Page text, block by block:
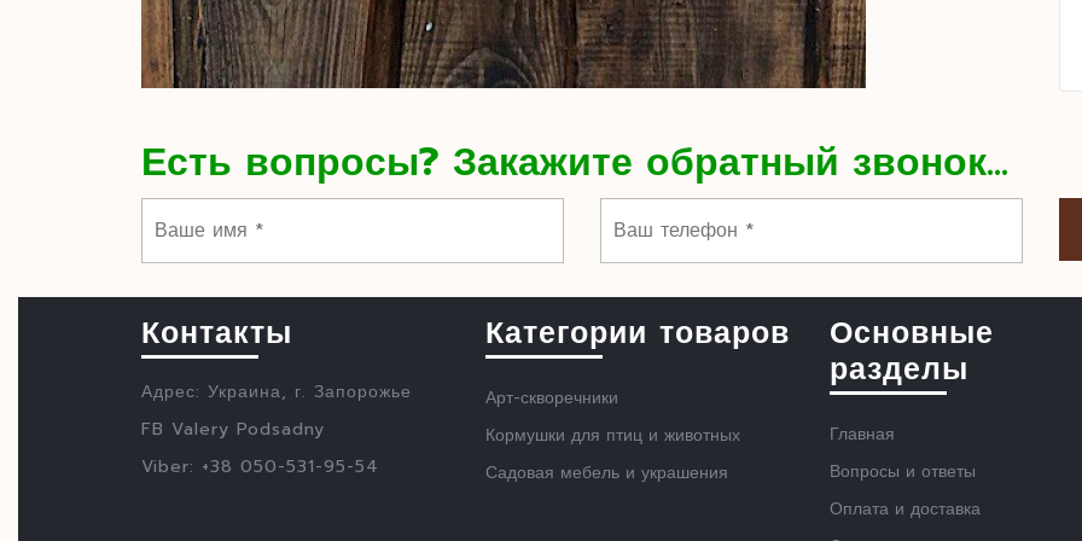
Есть вопросы? Закажите обратный звонок...
Контакты
Адрес: Украина, г. Запорожье
FB Valery Podsadny
Viber: +38 050-531-95-54
Категории товаров
Арт-скворечники
Кормушки для птиц и животных
Садовая мебель и украшения
Основные
разделы
Главная
Вопросы и ответы
Оплата и доставка